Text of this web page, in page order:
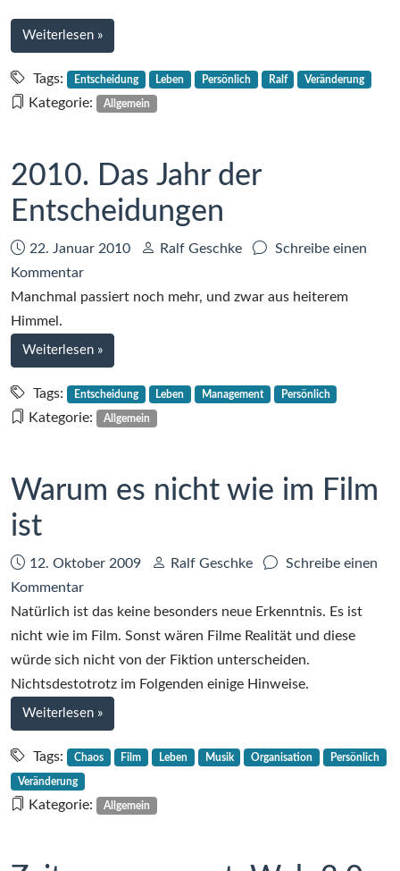
Weiterlesen bei
Entscheidungen
II
»
Tags: Entscheidung Leben Persönlich Ralf Veränderung
Kategorie: Allgemein
2010. Das Jahr der
Entscheidungen
Datum:
22. Januar 2010 Autor:
Ralf Geschke
Schreibe einen
Kommentarzu
2010.
Jahr
der
Entscheidungen
Manchmal passiert noch mehr, und zwar aus heiterem
Himmel.
Weiterlesen bei
2010.
Das
Jahr
»
Tags: Entscheidung Leben Management Persönlich
Kategorie: Allgemein
Warum es nicht wie im Film
ist
Datum:
12. Oktober 2009 Autor:
Ralf Geschke
Schreibe einen
Kommentarzu
Warum
es
nicht
wie
im
Film
ist
Natürlich ist das keine besonders neue Erkenntnis. Es ist
nicht wie im Film. Sonst wären Filme Realität und diese
würde sich nicht von der Fiktion unterscheiden.
Nichtsdestotrotz im Folgenden einige Hinweise.
Weiterlesen bei
Warum
es
wie
»
Tags: Chaos Film Leben Musik Organisation Persönlich
Veränderung
Kategorie: Allgemein